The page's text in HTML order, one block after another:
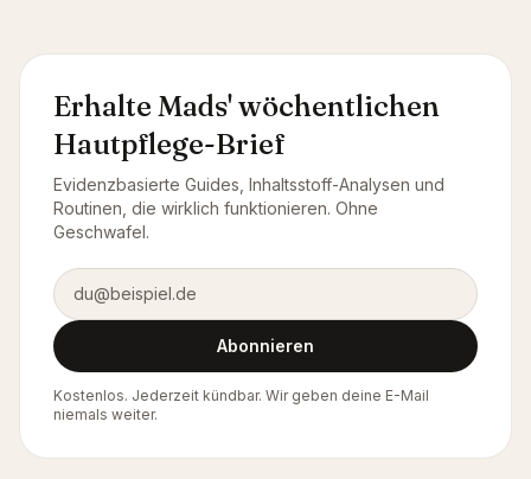
Erhalte Mads' wöchentlichen
Hautpflege-Brief
Evidenzbasierte Guides, Inhaltsstoff-Analysen und
Routinen, die wirklich funktionieren. Ohne
Geschwafel.
E-Mail-Adresse
Abonnieren
Kostenlos. Jederzeit kündbar. Wir geben deine E-Mail
niemals weiter.